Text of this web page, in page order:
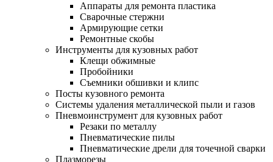
Аппараты для ремонта пластика
Сварочные стержни
Армирующие сетки
Ремонтные скобы
Инструменты для кузовных работ
Клещи обжимные
Пробойники
Съемники обшивки и клипс
Посты кузовного ремонта
Системы удаления металлической пыли и газов
Пневмоинструмент для кузовных работ
Резаки по металлу
Пневматические пилы
Пневматические дрели для точечной сварки
Плазморезы